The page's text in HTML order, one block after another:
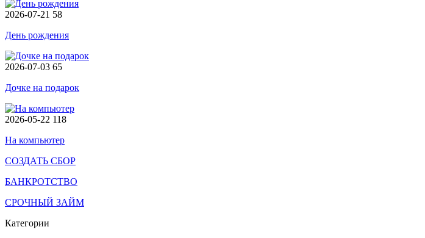
2026-07-21 58
День рождения
2026-07-03 65
Дочке на подарок
2026-05-22 118
На компьютер
СОЗДАТЬ СБОР
БАНКРОТСТВО
СРОЧНЫЙ ЗАЙМ
Категории